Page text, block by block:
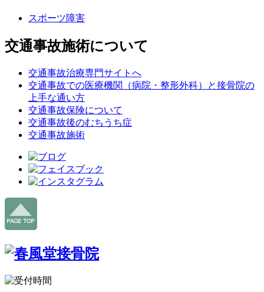
スポーツ障害
交通事故施術について
交通事故治療専門サイトへ
交通事故での医療機関（病院・整形外科）と接骨院の
上手な通い方
交通事故保険について
交通事故後のむちうち症
交通事故施術